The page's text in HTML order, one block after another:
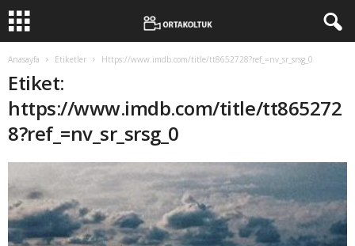
Anasayfa Etiketler Https://www.imdb.com/title/tt8652728?ref_=nv_sr_srsg_0
Etiket:
https://www.imdb.com/title/tt865272
8?ref_=nv_sr_srsg_0